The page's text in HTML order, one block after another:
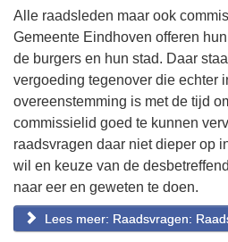
Alle raadsleden maar ook
Gemeente Eindhoven offeren
de burgers en hun stad. Daar
vergoeding tegenover die echter
overeenstemming is met de tijd
commissielid goed te kunnen
raadsvragen daar niet dieper op
wil en keuze van de
naar eer en geweten te doen.
Lees meer: Raadsvragen: